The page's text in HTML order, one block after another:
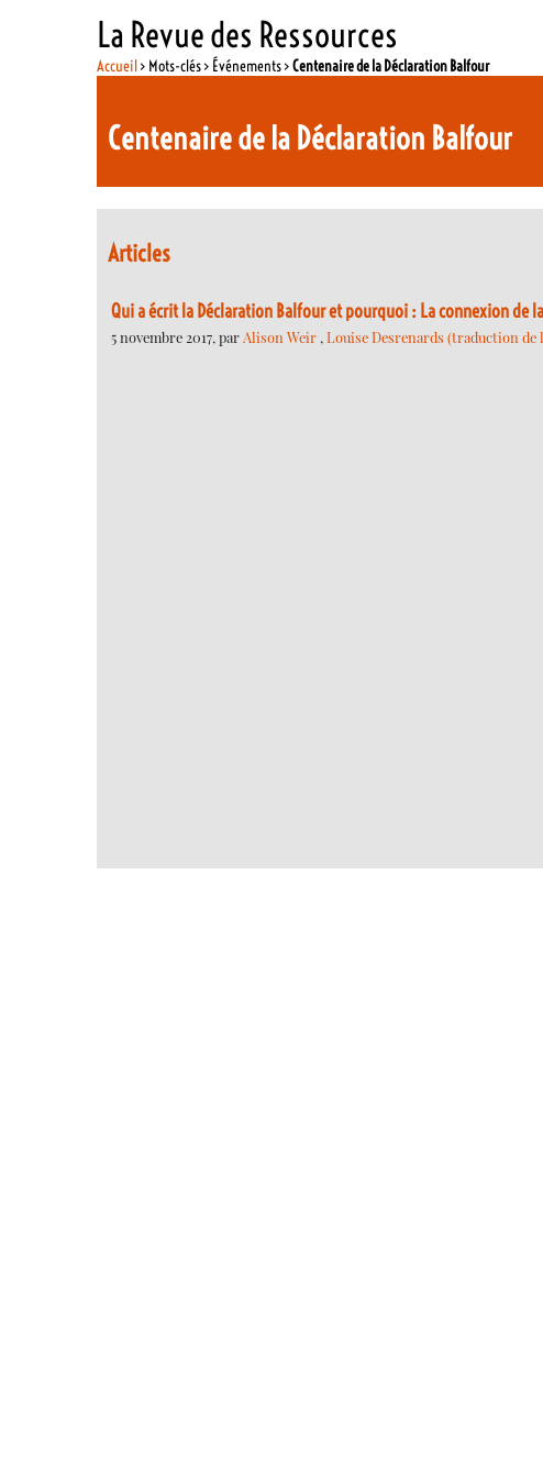
La Revue des Ressources
Accueil> Mots-clés > Événements >Centenaire de la Déclaration Balfour
Centenaire de la Déclaration Balfour
Articles
Qui a écrit la Déclaration Balfour et pourquoi : La connexion de
5 novembre 2017, parAlison Weir , Louise Desrenards (traduction de